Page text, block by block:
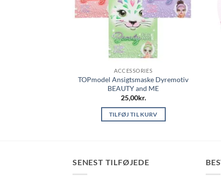
ACCESSORIES
TOPmodel Ansigtsmaske Dyremotiv
BEAUTY and ME
25,00kr.
TILFØJ TIL KURV
SENEST TILFØJEDE